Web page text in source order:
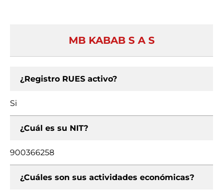
MB KABAB S A S
¿Registro RUES activo?
Si
¿Cuál es su NIT?
900366258
¿Cuáles son sus actividades económicas?